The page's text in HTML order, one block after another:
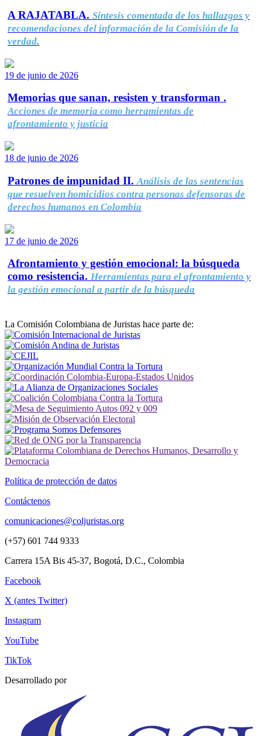
A RAJATABLA. Síntesis comentada de los hallazgos y
recomendaciones del información de la Comisión de la
verdad.
19 de junio de 2026
Memorias que sanan, resisten y transforman .
Acciones de memoria como herramientas de
afrontamiento y justicia
18 de junio de 2026
Patrones de impunidad II. Análisis de las sentencias
que resuelven homicidios contra personas defensoras de
derechos humanos en Colombia
17 de junio de 2026
Afrontamiento y gestión emocional: la búsqueda
como resistencia. Herramientas para el afrontamiento y
la gestión emocional a partir de la búsqueda
La Comisión Colombiana de Juristas hace parte de:
Política de protección de datos
Contáctenos
comunicaciones@coljuristas.org
(+57) 601 744 9333
Carrera 15A Bis 45-37, Bogotá, D.C., Colombia
Facebook
X (antes Twitter)
Instagram
YouTube
TikTok
Desarrollado por